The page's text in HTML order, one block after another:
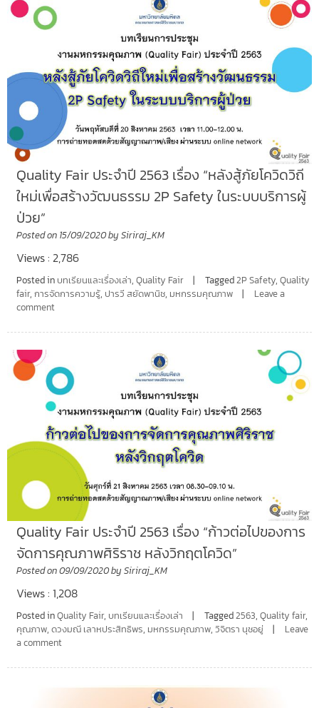
Quality Fair ประจำปี 2563 เรื่อง “หลังสู้ภัยโควิดวิถี
ใหม่เพื่อสร้างวัฒนธรรม 2P Safety ในระบบบริการผู้
ป่วย”
Posted on 15/09/2020by Siriraj_KM
Views : 2,786
Posted in บทเรียนและเรื่องเล่า, Quality Fair Tagged2P Safety, Quality
fair, การจัดการความรู้, ปารวี สยัดพานิช, มหกรรมคุณภาพ
Leave a
comment
Quality Fair ประจำปี 2563 เรื่อง “ก้าวต่อไปของการ
จัดการคุณภาพศิริราช หลังวิกฤตโควิด”
Posted on09/09/2020by Siriraj_KM
Views : 1,208
Posted inQuality Fair, บทเรียนและเรื่องเล่า Tagged2563, Quality fair,
คุณภาพ, ดวงมณี เลาหประสิทธิพร, มหกรรมคุณภาพ, วิจิตรา นุชอยู่
Leave
a comment